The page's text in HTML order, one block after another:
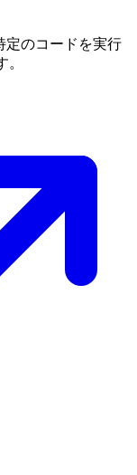
定のコードを実行